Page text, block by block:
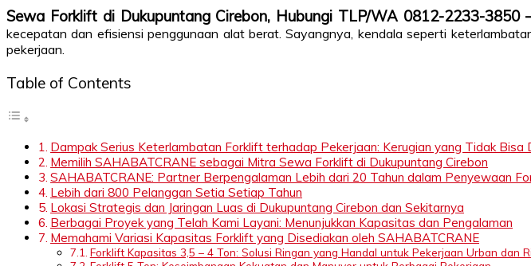
Sewa Forklift di Dukupuntang Cirebon, Hubungi TLP/WA 0812-2233-3850
kecepatan dan efisiensi penggunaan alat berat. Sayangnya, kendala seperti
pekerjaan.
Table of Contents
Dampak Serius Keterlambatan Forklift terhadap Pekerjaan: Kerugian yang Tidak Bisa
Memilih SAHABATCRANE sebagai Mitra Sewa Forklift di Dukupuntang Cirebon
SAHABATCRANE: Partner Berpengalaman Lebih dari 20 Tahun dalam Penyewaan
Lebih dari 800 Pelanggan Setia Setiap Tahun
Lokasi Strategis dan Jaringan Luas di Dukupuntang Cirebon dan Sekitarnya
Berbagai Proyek yang Telah Kami Layani: Menunjukkan Kapasitas dan Pengalaman
Memahami Variasi Kapasitas Forklift yang Disediakan oleh SAHABATCRANE
Forklift Kapasitas 3,5 – 4 Ton: Solusi Ringan yang Handal untuk Pekerjaan Urban dan